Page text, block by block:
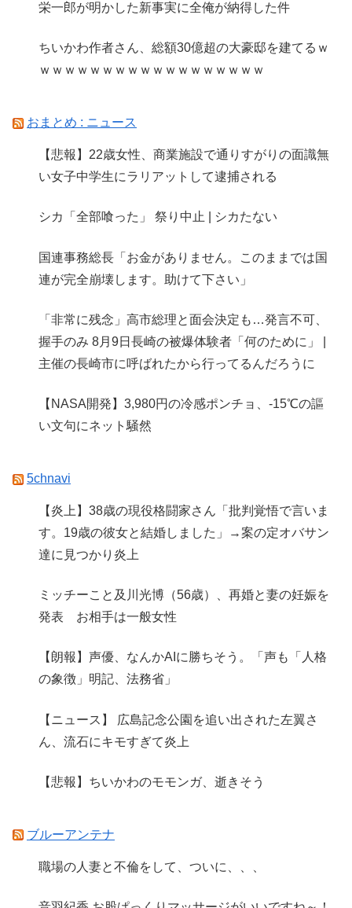
栄一郎が明かした新事実に全俺が納得した件
ちいかわ作者さん、総額30億超の大豪邸を建てるｗ
ｗｗｗｗｗｗｗｗｗｗｗｗｗｗｗｗｗｗ
おまとめ : ニュース
【悲報】22歳女性、商業施設で通りすがりの面識無
い女子中学生にラリアットして逮捕される
シカ「全部喰った」 祭り中止 | シカたない
国連事務総長「お金がありません。このままでは国
連が完全崩壊します。助けて下さい」
「非常に残念」高市総理と面会決定も…発言不可、
握手のみ 8月9日長崎の被爆体験者「何のために」 |
主催の長崎市に呼ばれたから行ってるんだろうに
【NASA開発】3,980円の冷感ポンチョ、-15℃の謳
い文句にネット騒然
5chnavi
【炎上】38歳の現役格闘家さん「批判覚悟で言いま
す。19歳の彼女と結婚しました」→案の定オバサン
達に見つかり炎上
ミッチーこと及川光博（56歳）、再婚と妻の妊娠を
発表 お相手は一般女性
【朗報】声優、なんかAIに勝ちそう。「声も「人格
の象徴」明記、法務省」
【ニュース】 広島記念公園を追い出された左翼さ
ん、流石にキモすぎて炎上
【悲報】ちいかわのモモンガ、逝きそう
ブルーアンテナ
職場の人妻と不倫をして、ついに、、、